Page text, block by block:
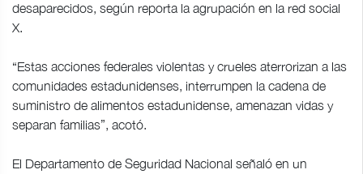
desaparecidos, según reporta la agrupación en la red social
X.
“Estas acciones federales violentas y crueles aterrorizan a las
comunidades estadunidenses, interrumpen la cadena de
suministro de alimentos estadunidense, amenazan vidas y
separan familias”, acotó.
El Departamento de Seguridad Nacional señaló en un